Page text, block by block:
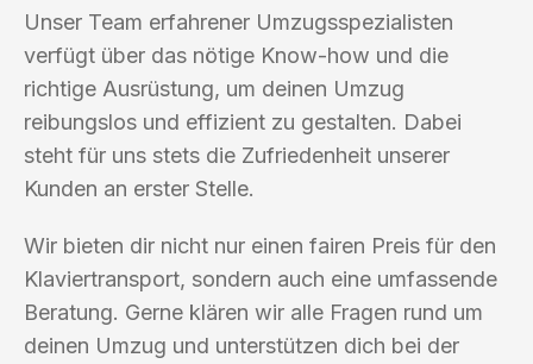
Unser Team erfahrener Umzugsspezialisten
verfügt über das nötige Know-how und die
richtige Ausrüstung, um deinen Umzug
reibungslos und effizient zu gestalten. Dabei
steht für uns stets die Zufriedenheit unserer
Kunden an erster Stelle.
Wir bieten dir nicht nur einen fairen Preis für den
Klaviertransport, sondern auch eine umfassende
Beratung. Gerne klären wir alle Fragen rund um
deinen Umzug und unterstützen dich bei der